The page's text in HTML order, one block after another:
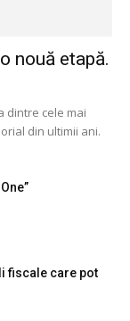
nouă etapă.
dintre cele mai
din ultimii ani.
fiscale care pot